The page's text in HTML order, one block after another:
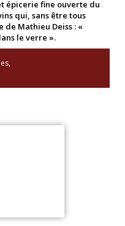
épicerie fine ouverte du
qui, sans être tous
Mathieu Deiss : «
le verre ».